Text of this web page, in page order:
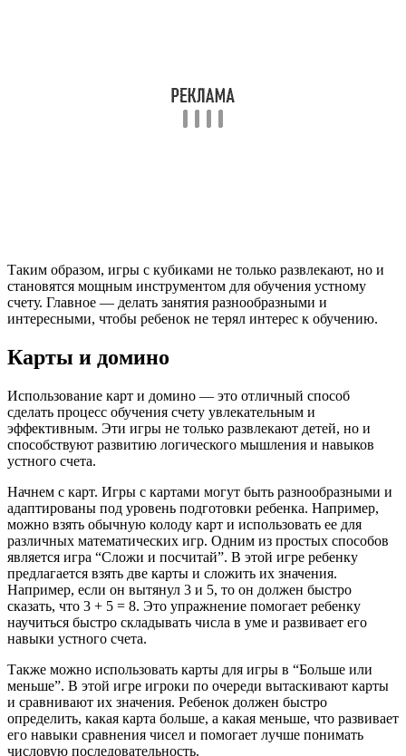
Таким образом, игры с кубиками не только развлекают, но и
становятся мощным инструментом для обучения устному
счету. Главное — делать занятия разнообразными и
интересными, чтобы ребенок не терял интерес к обучению.
Карты и домино
Использование карт и домино — это отличный способ
сделать процесс обучения счету увлекательным и
эффективным. Эти игры не только развлекают детей, но и
способствуют развитию логического мышления и навыков
устного счета.
Начнем с карт. Игры с картами могут быть разнообразными и
адаптированы под уровень подготовки ребенка. Например,
можно взять обычную колоду карт и использовать ее для
различных математических игр. Одним из простых способов
является игра “Сложи и посчитай”. В этой игре ребенку
предлагается взять две карты и сложить их значения.
Например, если он вытянул 3 и 5, то он должен быстро
сказать, что 3 + 5 = 8. Это упражнение помогает ребенку
научиться быстро складывать числа в уме и развивает его
навыки устного счета.
Также можно использовать карты для игры в “Больше или
меньше”. В этой игре игроки по очереди вытаскивают карты
и сравнивают их значения. Ребенок должен быстро
определить, какая карта больше, а какая меньше, что развивает
его навыки сравнения чисел и помогает лучше понимать
числовую последовательность.